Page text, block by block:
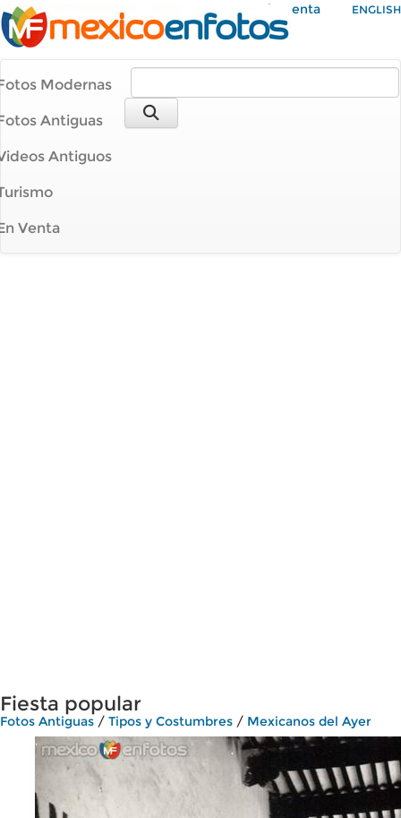
Mi Cuenta ENGLISH
Modernas
Antiguas
Antiguos
Venta
Fiesta popular
Fotos Antiguas / Tipos y Costumbres / Mexicanos del Ayer